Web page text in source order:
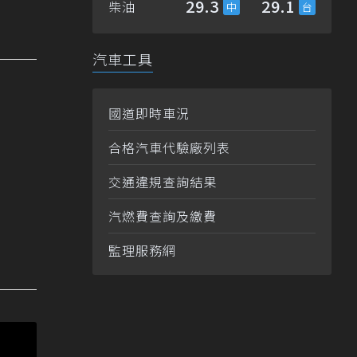
柴油 29.3 29.1
汽車工具
國道即時車況
合格汽車代驗廠列表
交通違規查詢結果
汽燃費查詢及繳費
監理服務網